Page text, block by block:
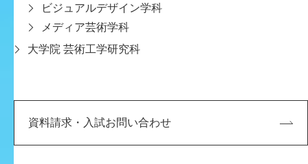
ビジュアルデザイン学科
メディア芸術学科
大学院 芸術工学研究科
資料請求・入試お問い合わせ